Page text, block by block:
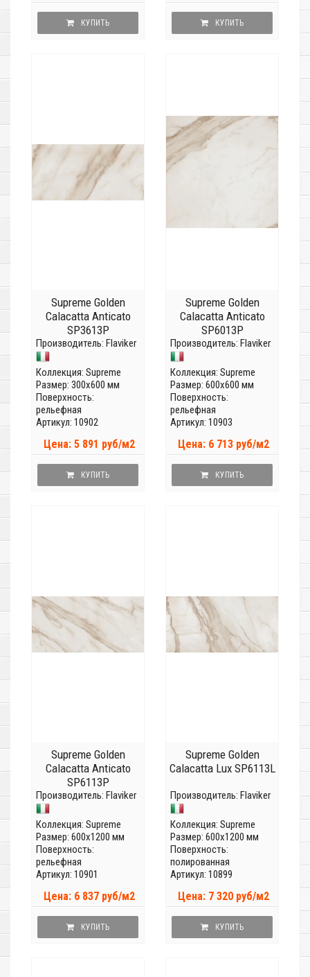
КУПИТЬ КУПИТЬ
Supreme Golden
Calacatta Anticato
SP3613P
Производитель: Flaviker
Коллекция: Supreme
Размер: 300x600 мм
Поверхность:
рельефная
Артикул: 10902
Цена: 5 891 руб/м2
КУПИТЬ
Supreme Golden
Calacatta Anticato
SP6013P
Производитель: Flaviker
Коллекция: Supreme
Размер: 600x600 мм
Поверхность:
рельефная
Артикул: 10903
Цена: 6 713 руб/м2
КУПИТЬ
Supreme Golden
Calacatta Anticato
SP6113P
Производитель: Flaviker
Коллекция: Supreme
Размер: 600x1200 мм
Поверхность:
рельефная
Артикул: 10901
Цена: 6 837 руб/м2
КУПИТЬ
Supreme Golden
Calacatta Lux SP6113L
Производитель: Flaviker
Коллекция: Supreme
Размер: 600x1200 мм
Поверхность:
полированная
Артикул: 10899
Цена: 7 320 руб/м2
КУПИТЬ